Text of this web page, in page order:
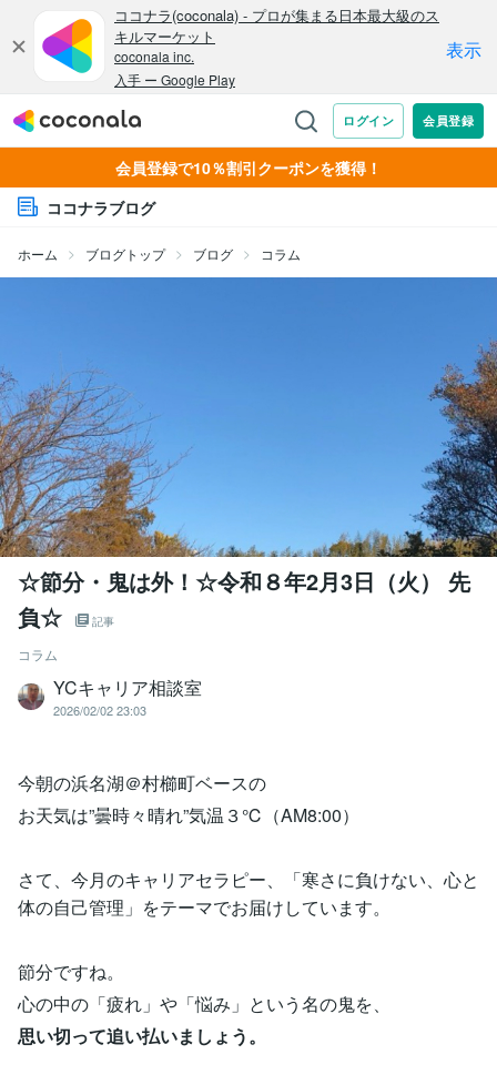
会員登録で10％割引クーポンを獲得！
ココナラブログ
ホーム ブログトップ ブログ コラム
☆節分・鬼は外！☆令和８年2月3日（火） 先
負☆
記事
コラム
YCキャリア相談室
2026/02/02 23:03
今朝の浜名湖＠村櫛町ベースの
お天気は”曇時々晴れ”気温３℃（AM8:00）
さて、今月のキャリアセラピー、「寒さに負けない、心と
体の自己管理」をテーマでお届けしています。
節分ですね。
心の中の「疲れ」や「悩み」という名の鬼を、
思い切って追い払いましょう。